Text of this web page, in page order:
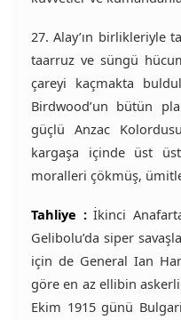
27. Alay’ın birlikleriyle
taarruz ve süngü
çareyi kaçmakta
Birdwood’un bütün
güçlü Anzac
kargaşa içinde üst
moralleri çökmüş,
Tahliye :İkinci
Gelibolu’da siper
için de General Ian
göre en az ellibin
Ekim 1915 günü